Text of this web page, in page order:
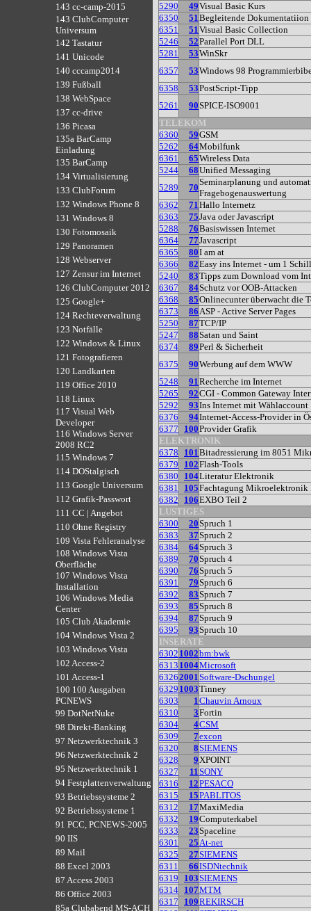
143 cc-camp-2015
143 ClubComputer
Universum
142 Tastatur
141 Unicode
140 cccamp2014
139 Fußball
138 WebSpace
137 cc-drive
136 Picasa
135a BarCamp
Einladung
135 BarCamp
134 Virtualisierung
133 ClubForum
132 Windows Phone 8
131 Windows 8
130 Fotomosaik
129 Panoramen
128 Webserver
127 Zensur im Internet
126 ClubComputer 2012
125 Google+
124 Rechteverwaltung
123 Notfälle
122 Windows & Linux
121 Fotografieren
120 Landkarten
119 Office 2010
118 Linux
117 Visual Web
Developer
116 Windows Server
2008 RC2
115 Windows 7
114 DOStalgisch
113 Google Universum
112 Grafik-Passwort
111 CC | Angebot
110 Ohne Registry
109 Vista Fehleranalyse
108 Windows Vista
Oberfläche
107 Windows Vista
Installation
106 Windows Media
Center
105 Club Akademie
104 Windows Vista 2
103 Windows Vista
102 Access-2
101 Access-1
100 100 Ausgaben
PCNEWS
99 DotNetNuke
98 Direkt-Banking
97 Netzwerktechnik 3
96 Netzwerktechnik 2
95 Netzwerktechnik 1
94 Festplattenverwaltung
93 Betriebssysteme 2
92 Betriebssysteme 1
91 PCC, PCNEWS-2005
90 IIS
89 Mail
88 Excel 2003
87 Access 2003
86 Office 2003
85a Clubabend MS-ACH
5290
49Visual Basic Kurs
6350
51Begleitende Dokumentatiion
6351
51Visual Basic Collection
5246
52Parallel Port DLL
5281
53WinSkr
6357
53Windows 98
6358
53PostScript-Tipp
5261
90SPICE-ISO9001
TELEKOM
6360
59GSM
5262
64Mobilfunk
6361
65Wireless Data
5244
68Unified Messaging
5289
70
Seminarplanung und
Fragebogenauswertung
6362
71Hallo Internetz
6363
75Java oder Javascript
5288
76Basiswissen Internet
6364
77Javascript
6365
80I am at
6366
82Easy ins Internet - um 1
5240
83Tipps zum Download vom
6367
84Schutz vor OOB-Attacken
6368
85Onlinecunter überwacht die
6373
86ASP - Active Server Pages
5250
87TCP/IP
5247
88Satan und Saint
6374
89Perl & Sicherheit
6375
90Werbung auf dem WWW
5248
91Recherche im Internet
5265
92CGI - Common Gateway
5292
93Ins Internet mit Wählaccount
6376
94Internet-Access-Provider in
6377
100Provider Grafik
ELEKTRONIK
6378
101Bitadressierung im 8051
6379
102Flash-Tools
6380
104Literatur Elektronik
6381
105Fachtagung Mikroelektronik
6382
106EXBO Teil 2
LUSTIGES
6300
20Spruch 1
6383
37Spruch 2
6384
64Spruch 3
6389
70Spruch 4
6390
76Spruch 5
6391
79Spruch 6
6392
83Spruch 7
6393
85Spruch 8
6394
87Spruch 9
6395
93Spruch 10
INSERATE
6302 1002bm:bwk
6313 1004Microsoft
63262001Software-Dschungel
6329 1003Tinney
6303
1Chauvin Arnoux
6310
3Fortin
6304
4CSM
6309
7excon
6320
8SIEMENS
6328
9XPOINT
6327
11SONY
6316
12PESACO
6315
15PABLITOS
6312
17MaxiMedia
6332
19Computerkabel
6333
23Spaceline
6301
25At-net
6325
27SIEMENS
6311
66ISDNtechnik
6319
103SIEMENS
6314 107MTM
6317
109REKIRSCH